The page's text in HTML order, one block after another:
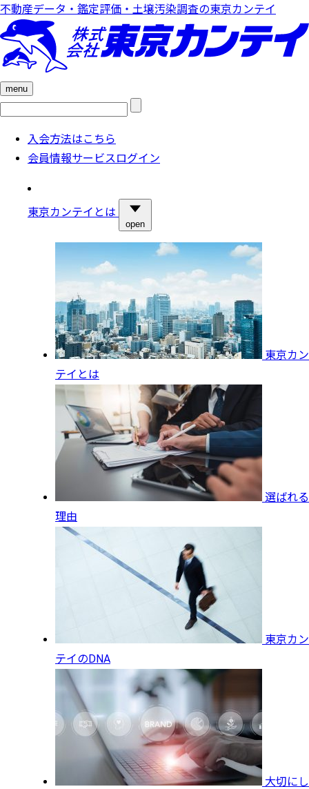
不動産データ・鑑定評価・土壌汚染調査の東京カンテイ
menu
検
入会方法はこちら
会員情報サービスログイン
東京カンテイとは
open
東京カン
テイとは
選ばれる
理由
東京カン
テイのDNA
大切にし